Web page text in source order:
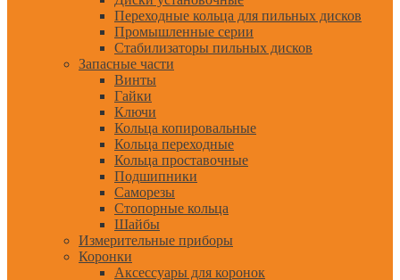
Переходные кольца для пильных дисков
Промышленные серии
Стабилизаторы пильных дисков
Запасные части
Винты
Гайки
Ключи
Кольца копировальные
Кольца переходные
Кольца проставочные
Подшипники
Саморезы
Стопорные кольца
Шайбы
Измерительные приборы
Коронки
Аксессуары для коронок